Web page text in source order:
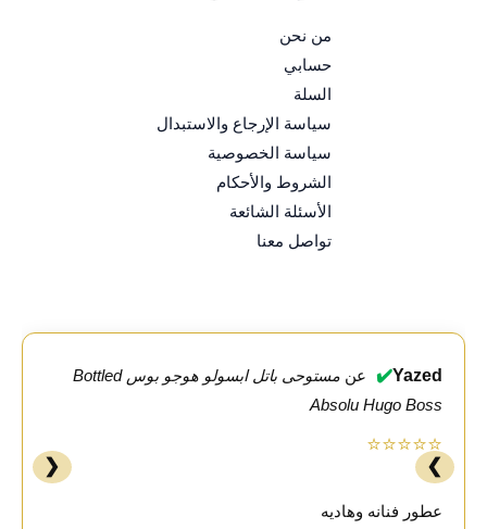
من نحن
حسابي
السلة
سياسة الإرجاع والاستبدال
سياسة الخصوصية
الشروط والأحكام
الأسئلة الشائعة
تواصل معنا
Yazed
✔️ عن
مستوحى باتل ابسولو هوجو بوس Bottled
Absolu Hugo Boss
⭐⭐⭐⭐⭐
عطور فنانه وهاديه
❮ ❯